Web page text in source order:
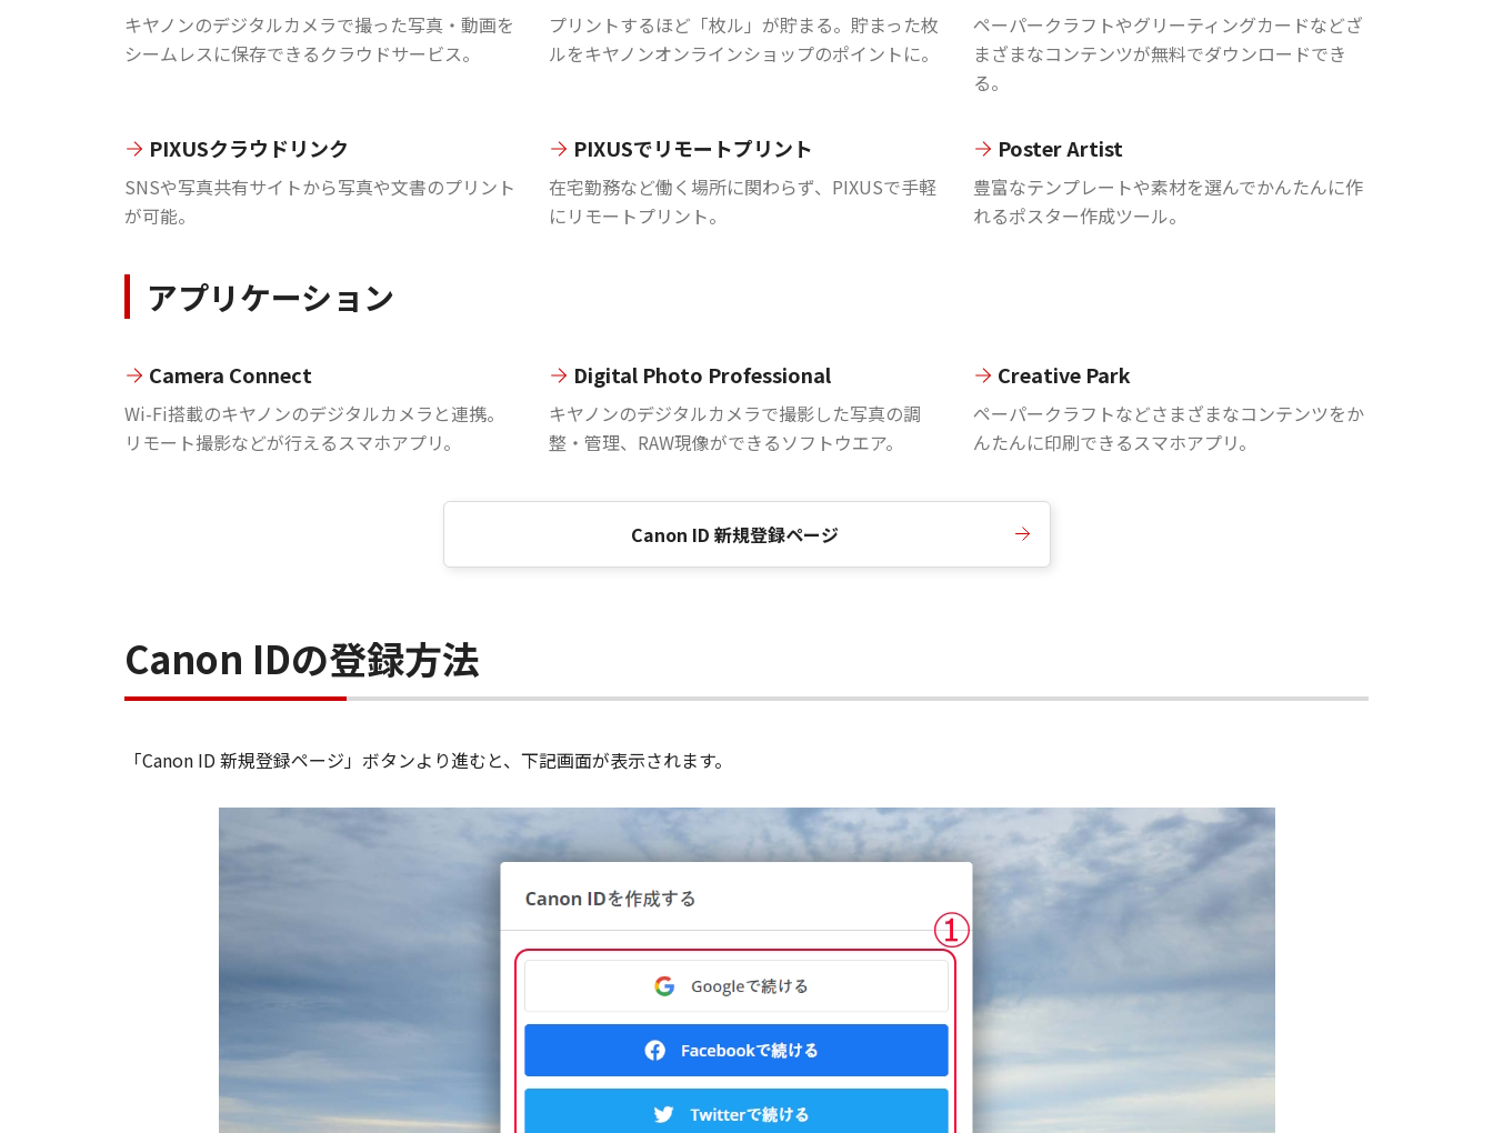
キヤノンのデジタルカメラで撮った写真・動画を
シームレスに保存できるクラウドサービス。
プリントするほど「枚ル」が貯まる。貯まった枚
ルをキヤノンオンラインショップのポイントに。
ペーパークラフトやグリーティングカードなどざ
まざまなコンテンツが無料でダウンロードでき
る。
PIXUSクラウドリンク
SNSや写真共有サイトから写真や文書のプリント
が可能。
PIXUSでリモートプリント
在宅勤務など働く場所に関わらず、PIXUSで手軽
にリモートプリント。
Poster Artist
豊富なテンプレートや素材を選んでかんたんに作
れるポスター作成ツール。
アプリケーション
Camera Connect
Wi-Fi搭載のキヤノンのデジタルカメラと連携。
リモート撮影などが行えるスマホアプリ。
Digital Photo Professional
キヤノンのデジタルカメラで撮影した写真の調
整・管理、RAW現像ができるソフトウエア。
Creative Park
ペーパークラフトなどさまざまなコンテンツをか
んたんに印刷できるスマホアプリ。
Canon ID 新規登録ページ
Canon IDの登録方法
「Canon ID 新規登録ページ」ボタンより進むと、下記画面が表示されます。